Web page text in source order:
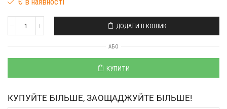
Є в наявності
ДОДАТИ В КОШИК
АБО
КУПИТИ
КУПУЙТЕ БІЛЬШЕ, ЗАОЩАДЖУЙТЕ БІЛЬШЕ!